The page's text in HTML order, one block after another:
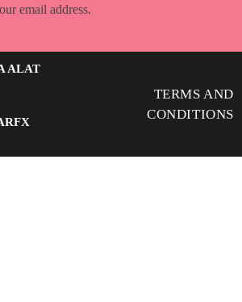
email address.
ALAT
TERMS AND
CONDITIONS